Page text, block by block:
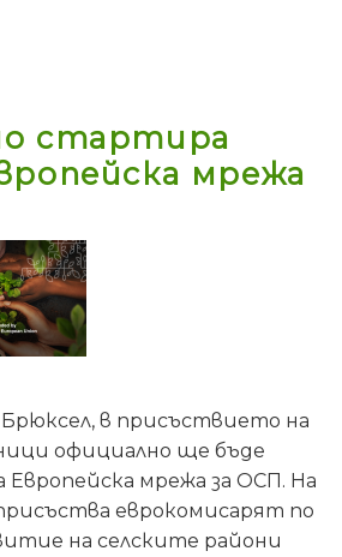
стартира
мрежа
в присъствието на
официално ще бъде
мрежа за ОСП. На
еврокомисарят по
на селските райони